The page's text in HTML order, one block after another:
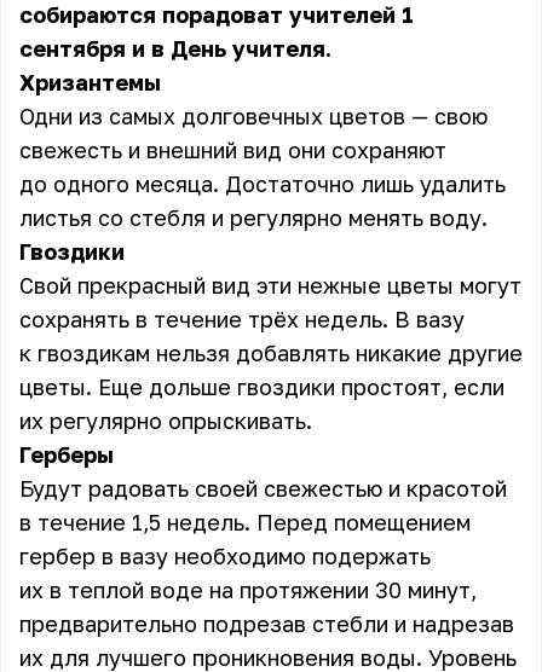
собираются порадоват учителей 1
сентября и в День учителя.
Хризантемы
Одни из самых долговечных цветов — свою
свежесть и внешний вид они сохраняют
до одного месяца. Достаточно лишь удалить
листья со стебля и регулярно менять воду.
Гвоздики
Свой прекрасный вид эти нежные цветы могут
сохранять в течение трёх недель. В вазу
к гвоздикам нельзя добавлять никакие другие
цветы. Еще дольше гвоздики простоят, если
их регулярно опрыскивать.
Герберы
Будут радовать своей свежестью и красотой
в течение 1,5 недель. Перед помещением
гербер в вазу необходимо подержать
их в теплой воде на протяжении 30 минут,
предварительно подрезав стебли и надрезав
их для лучшего проникновения воды. Уровень